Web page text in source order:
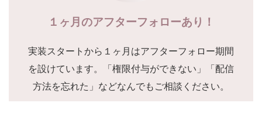
１ヶ月のアフターフォローあり！
実装スタートから１ヶ月はアフターフォロー期間
を設けています。「権限付与ができない」「配信
方法を忘れた」などなんでもご相談ください。